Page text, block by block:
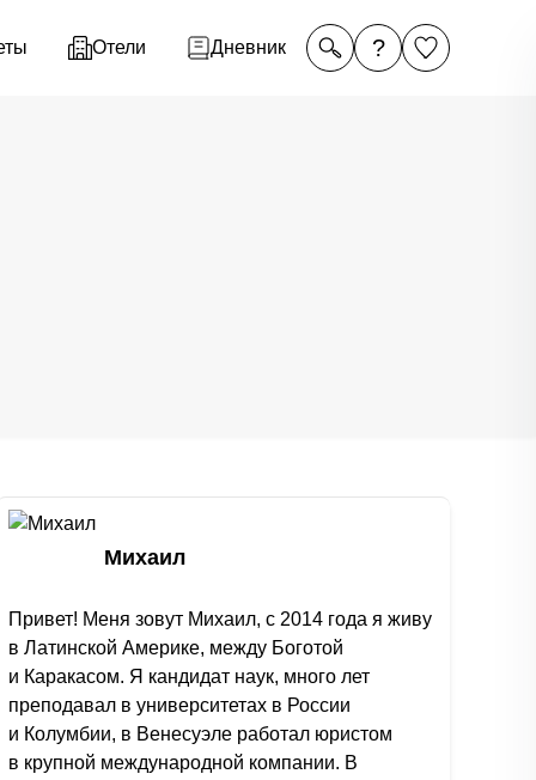
Отели Дневник ?
Михаил
Привет! Меня зовут Михаил, с 2014 года я живу
в Латинской Америке, между Боготой
и Каракасом. Я кандидат наук, много лет
преподавал в университетах в России
и Колумбии, в Венесуэле работал юристом
в крупной международной компании. В